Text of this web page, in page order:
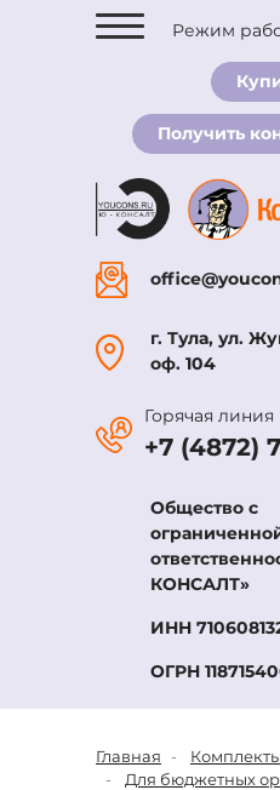
Услуги
Новости
Вакансии
Контакты
Режим
Получить
г. Тула, ул.
оф. 104
Горячая
+7 (4872)
Общество с
КОНСАЛТ»
ИНН
ОГРН
Главная
Комплекты
Для бюджетных